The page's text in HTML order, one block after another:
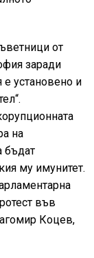
от
заради
е установено и
на
бъдат
му имунитет.
във
Коцев,